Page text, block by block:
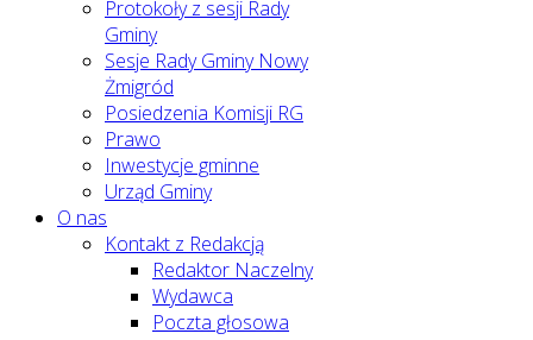
Protokoły z sesji Rady
Gminy
Sesje Rady Gminy Nowy
Żmigród
Posiedzenia Komisji RG
Prawo
Inwestycje gminne
Urząd Gminy
O nas
Kontakt z Redakcją
Redaktor Naczelny
Wydawca
Poczta głosowa